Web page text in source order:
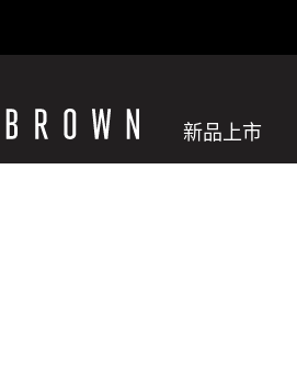
新品上市